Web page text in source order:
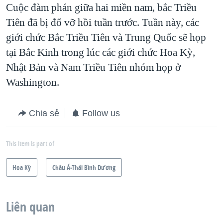
Cuộc đàm phán giữa hai miền nam, bắc Triều
Tiên đã bị đổ vỡ hồi tuần trước. Tuần này, các
giới chức Bắc Triều Tiên và Trung Quốc sẽ họp
tại Bắc Kinh trong lúc các giới chức Hoa Kỳ,
Nhật Bản và Nam Triều Tiên nhóm họp ở
Washington.
Chia sẻ Follow us
This item is part of
Hoa Kỳ Châu Á-Thái Bình Dương
Liên quan